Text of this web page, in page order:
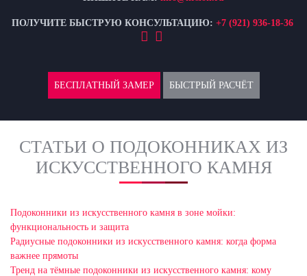
ПОЛУЧИТЕ БЫСТРУЮ КОНСУЛЬТАЦИЮ: +7 (921) 936-18-36
БЕСПЛАТНЫЙ ЗАМЕР БЫСТРЫЙ РАСЧЁТ
СТАТЬИ О ПОДОКОННИКАХ ИЗ
ИСКУССТВЕННОГО КАМНЯ
Подоконники из искусственного камня в зоне мойки:
функциональность и защита
Радиусные подоконники из искусственного камня: когда форма
важнее прямоты
Тренд на тёмные подоконники из искусственного камня: кому